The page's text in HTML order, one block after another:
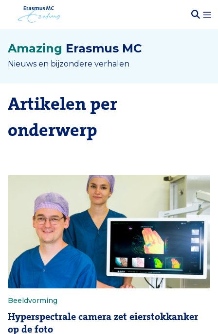
Amazing Erasmus MC
Nieuws en bijzondere verhalen
Artikelen per
onderwerp
Beeldvorming
Hyperspectrale camera zet eierstokkanker
op de foto